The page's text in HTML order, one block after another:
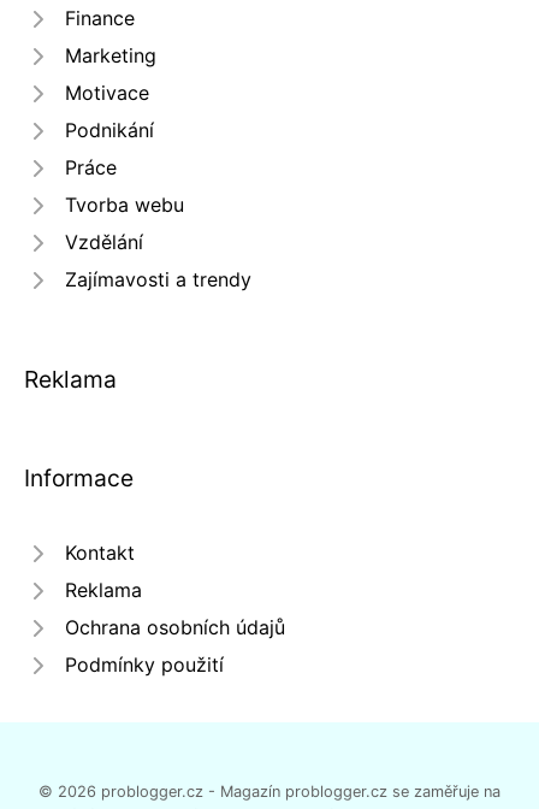
Finance
Marketing
Motivace
Podnikání
Práce
Tvorba webu
Vzdělání
Zajímavosti a trendy
Reklama
Informace
Kontakt
Reklama
Ochrana osobních údajů
Podmínky použití
© 2026 problogger.cz - Magazín problogger.cz se zaměřuje na